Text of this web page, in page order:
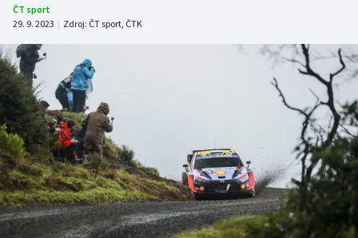
Atletika
Cyklistika
DALŠÍ SPORTY
Americký fotbal
Baseball a softbal
Basketbal
NEPŘEHLÉDNĚTE
Soutěže
Historické návraty
ČT sport
29. 9. 2023 | Zdroj: ČT sport, ČTK